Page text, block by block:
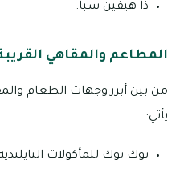
ذا هيفين سبا.
المطاعم والمقاهي
من بين أبرز وجهات الطعام
يأتي:
توك توك للمأكولات